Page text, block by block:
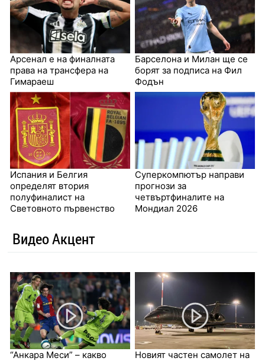
Арсенал е на финалната
права на трансфера на
Гимараеш
Барселона и Милан ще се
борят за подписа на Фил
Фодън
Испания и Белгия
определят втория
полуфиналист на
Световното първенство
Суперкомпютър направи
прогнози за
четвъртфиналите на
Мондиал 2026
Видео Акцент
“Анкара Меси” – какво
Новият частен самолет на